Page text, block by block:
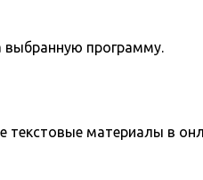
выбранную программу.
текстовые материалы в